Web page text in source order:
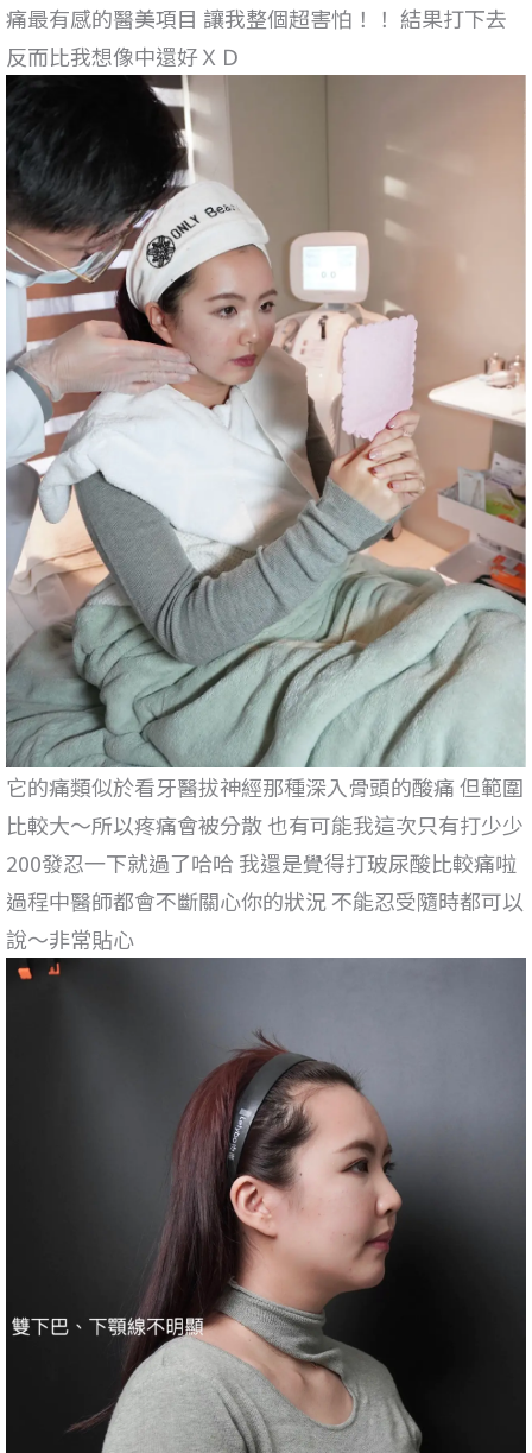
痛最有感的醫美項目 讓我整個超害怕！！ 結果打下去
反而比我想像中還好ＸＤ
它的痛類似於看牙醫拔神經那種深入骨頭的酸痛 但範圍
比較大～所以疼痛會被分散 也有可能我這次只有打少少
200發忍一下就過了哈哈 我還是覺得打玻尿酸比較痛啦
過程中醫師都會不斷關心你的狀況 不能忍受隨時都可以
說～非常貼心